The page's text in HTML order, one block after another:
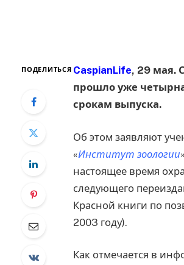
ПОДЕЛИТЬСЯ CaspianLife, 29 мая.
прошло уже
срокам выпуска.
Об этом заявляют
«Институт зоологии
настоящее время
следующего
Красной книги по
2003 году).
Как отмечается в